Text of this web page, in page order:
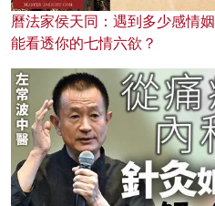
曆法家侯天同：遇到多少感情
能看透你的七情六欲？